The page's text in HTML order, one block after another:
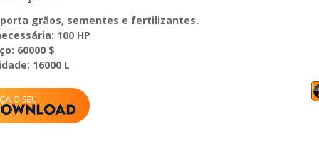
grãos, sementes e fertilizantes.
100 HP
60000 $
16000 L